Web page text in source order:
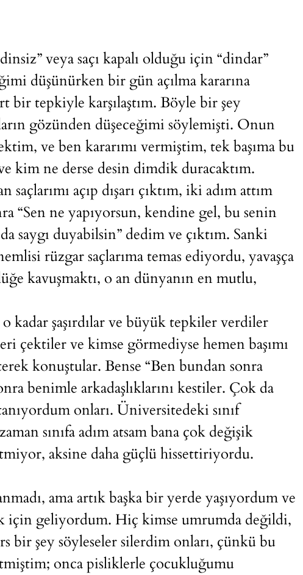
veya saçı kapalı olduğu için “dindar”
düşünürken bir gün açılma kararına
bir tepkiyle karşılaştım. Böyle bir şey
gözünden düşeceğimi söylemişti. Onun
ve ben kararımı vermiştim, tek başıma bu
kim ne derse desin dimdik duracaktım.
açıp dışarı çıktım, iki adım attım
“Sen ne yapıyorsun, kendine gel, bu senin
saygı duyabilsin” dedim ve çıktım. Sanki
rüzgar saçlarıma temas ediyordu, yavaşça
kavuşmaktı, o an dünyanın en mutlu,
kadar şaşırdılar ve büyük tepkiler verdiler
çektiler ve kimse görmediyse hemen başımı
konuştular. Bense “Ben bundan sonra
benimle arkadaşlıklarını kestiler. Çok da
onları. Üniversitedeki sınıf
sınıfa adım atsam bana çok değişik
aksine daha güçlü hissettiriyordu.
ama artık başka bir yerde yaşıyordum ve
için geliyordum. Hiç kimse umrumda değildi,
bir şey söyleseler silerdim onları, çünkü bu
onca pisliklerle çocukluğumu